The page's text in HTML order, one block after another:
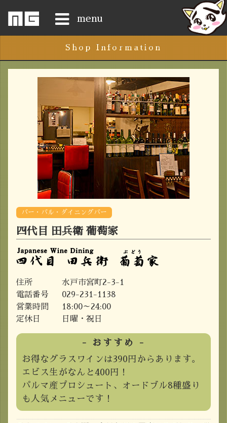
menu
Home
News
ShopList
Access
History
Gongen-san
Happy-8
Shop Information
バー・バル・ダイニングバー
四代目 田兵衛 葡萄家
住所
水戸市宮町2-3-1
電話番号
029-231-1138
営業時間
18:00～24:00
定休日
日曜・祝日
- おすすめ -
お得なグラスワインは390円からあります。
エビス生がなんと400円！
パルマ産プロシュート、オードブル8種盛り
も人気メニューです！